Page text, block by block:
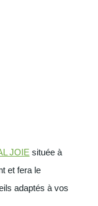
JOIE située à
et fera le
adaptés à vos